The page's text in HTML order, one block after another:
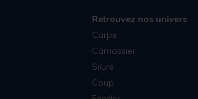
Retrouvez nos univers
Carpe
Carnassier
Silure
Coup